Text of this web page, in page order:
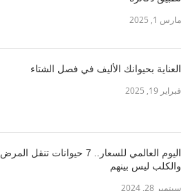
مارس 1, 2025
العناية بحيوانك الأليف في فصل الشتاء
فبراير 19, 2025
اليوم العالمي للسعار.. 7 حيوانات تنقل المرض
والكلب ليس بينهم
سبتمبر 28, 2024